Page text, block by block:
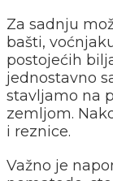
Za sadnju
bašti,
postojećih
jednostavno
stavljamo na
zemljom.
i reznice.
Važno je